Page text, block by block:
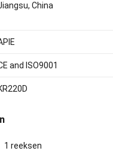
China
and ISO9001
1 reeksen